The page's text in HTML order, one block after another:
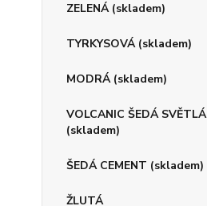
ZELENÁ (skladem)
TYRKYSOVÁ (skladem)
MODRÁ (skladem)
VOLCANIC ŠEDÁ SVĚTLÁ
(skladem)
ŠEDÁ CEMENT (skladem)
ŽLUTÁ